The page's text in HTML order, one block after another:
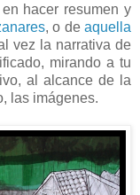
hacer resumen y
, o deaquella
vez la narrativa de
mirando a tu
al alcance de la
las imágenes.